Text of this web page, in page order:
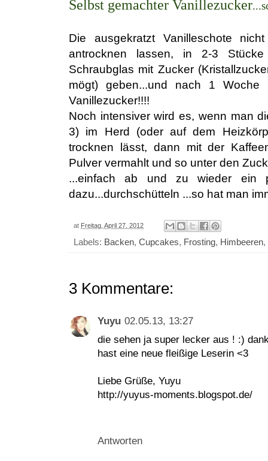
Selbst gemachter Vanillezucker
Die ausgekratzt Vanilleschote
antrocknen lassen, in 2-3
Schraubglas mit Zucker
mögt) geben...und nach 1
Vanillezucker!!!!
Noch intensiver wird es, wenn man
3) im Herd (oder auf dem
trocknen lässt, dann mit der
Pulver vermahlt und so unter den
...einfach ab und zu wieder ein
dazu...durchschütteln ...so hat man
at Freitag, April 27, 2012
Labels: Backen, Cupcakes, Frosting, Himbeeren,
3 Kommentare:
Yuyu 02.05.13, 13:27
die sehen ja super lecker aus ! :)
hast eine neue fleißige Leserin <3
Liebe Grüße, Yuyu
http://yuyus-moments.blogspot.de/
Antworten